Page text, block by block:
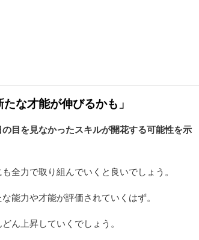
な才能が伸びるかも」
目を見なかったスキルが開花する可能性を示
全力で取り組んでいくと良いでしょう。
能力や才能が評価されていくはず。
ん上昇していくでしょう。